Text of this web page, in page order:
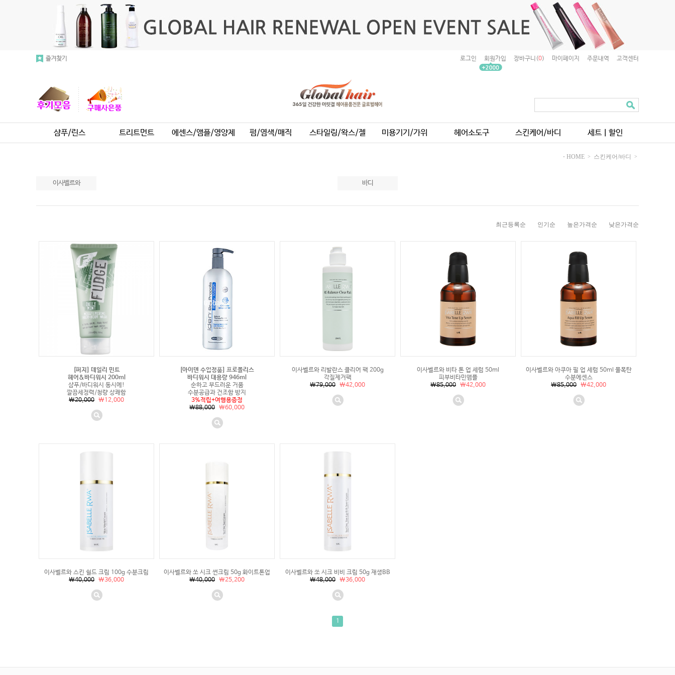
로그인 회원가입 장바구니(0) 마이페이지 주문내역 고객센터
샴푸/린스 트리트먼트 에센스/앰플/영양제 펌/염색/매직 스타일링/왁스/젤 미용기기/가위 헤어소도구 스킨케어/바디 세트ㅣ할인
⋅ HOME > 스킨케어/바디 >
이사벨르와 바디
최근등록순 인기순 높은가격순 낮은가격순
[퍼지] 데일리 민트
헤어&바디워시 200ml
샴푸/바디워시 동시에!
깔끔세정력/청량 상쾌함
\20,000 \12,000
[아이덴 수입정품] 프로폴리스
바디워시 대용량 946ml
순하고 부드러운 거품
수분공급과 건조함 방지
3%적립+여행용증정
\88,000 \60,000
이사벨르와 리발란스 클리어 팩 200g
각질제거팩
\79,000 \42,000
이사벨르와 비타 톤 업 세럼 50ml
피부비타민앰플
\85,000 \42,000
이사벨르와 아쿠아 필 업 세럼 50ml 물폭탄
수분에센스
\85,000 \42,000
이사벨르와 스킨 쉴드 크림 100g 수분크림
\40,000 \36,000
이사벨르와 쏘 시크 썬크림 50g 화이트톤업
\40,000 \25,200
이사벨르와 쏘 시크 비비 크림 50g 재생BB
\48,000 \36,000
1